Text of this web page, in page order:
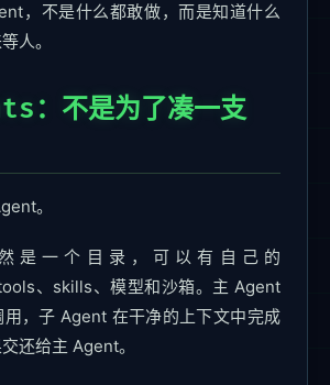
，不是什么都敢做，而是知道什么
人。
：不是为了凑一支
。
是一个目录，可以有自己的
、skills、模型和沙箱。主 Agent
，子 Agent 在干净的上下文中完成
还给主 Agent。